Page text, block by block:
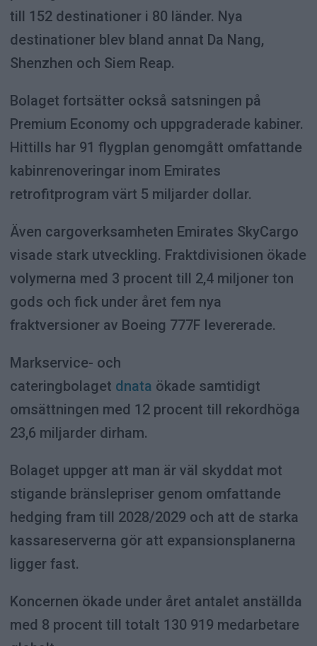
till 152 destinationer i 80 länder. Nya
destinationer blev bland annat Da Nang,
Shenzhen och Siem Reap.
Bolaget fortsätter också satsningen på
Premium Economy och uppgraderade kabiner.
Hittills har 91 flygplan genomgått omfattande
kabinrenoveringar inom Emirates
retrofitprogram värt 5 miljarder dollar.
Även cargoverksamheten Emirates SkyCargo
visade stark utveckling. Fraktdivisionen ökade
volymerna med 3 procent till 2,4 miljoner ton
gods och fick under året fem nya
fraktversioner av Boeing 777F levererade.
Markservice- och
cateringbolaget dnata ökade samtidigt
omsättningen med 12 procent till rekordhöga
23,6 miljarder dirham.
Bolaget uppger att man är väl skyddat mot
stigande bränslepriser genom omfattande
hedging fram till 2028/2029 och att de starka
kassareserverna gör att expansionsplanerna
ligger fast.
Koncernen ökade under året antalet anställda
med 8 procent till totalt 130 919 medarbetare